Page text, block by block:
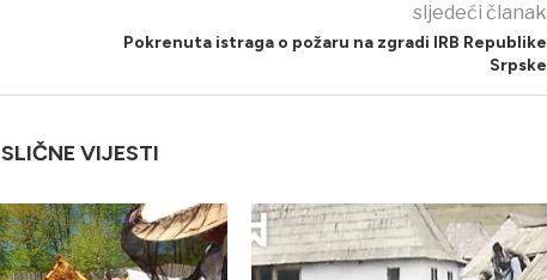
sljedeći članak
Pokrenuta istraga o požaru na zgradi IRB Republike
Srpske
SLIČNE VIJESTI